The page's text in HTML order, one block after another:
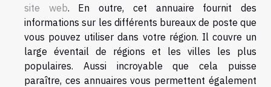
site web. En outre, cet annuaire fournit des
informations sur les différents bureaux de poste que
vous pouvez utiliser dans votre région. Il couvre un
large éventail de régions et les villes les plus
populaires. Aussi incroyable que cela puisse
paraître, ces annuaires vous permettent également